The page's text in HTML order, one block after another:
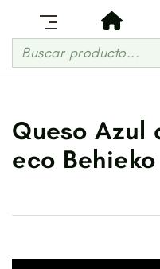
Buscar producto...
Queso Azul
eco Behieko